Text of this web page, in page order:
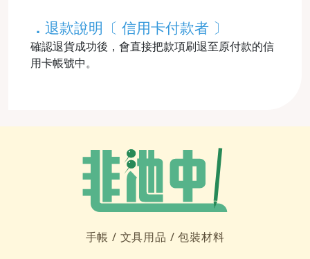
． 退款說明〔 信用卡付款者 〕
確認退貨成功後，會直接把款項刷退至原付款的信
用卡帳號中。
手帳 / 文具用品 /包裝材料